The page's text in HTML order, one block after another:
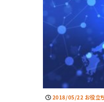
2018/05/22 お役立